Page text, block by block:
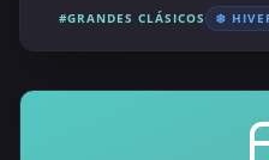
#GRANDES CLÁSICOS ❄️